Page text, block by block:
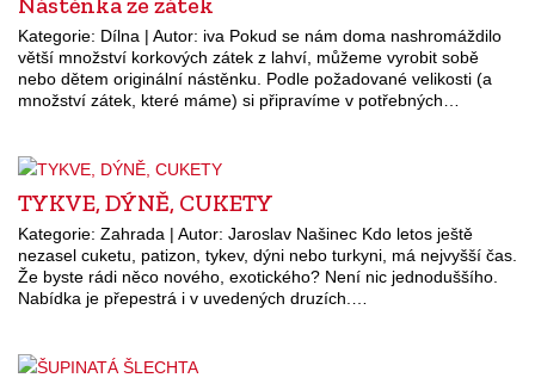
Kategorie: Dílna | Autor: iva Pokud se nám doma nashromáždilo
větší množství korkových zátek z lahví, můžeme vyrobit sobě
nebo dětem originální nástěnku. Podle požadované velikosti (a
množství zátek, které máme) si připravíme v potřebných…
TYKVE, DÝNĚ, CUKETY
Kategorie: Zahrada | Autor: Jaroslav Našinec Kdo letos ještě
nezasel cuketu, patizon, tykev, dýni nebo turkyni, má nejvyšší čas.
Že byste rádi něco nového, exotického? Není nic jednoduššího.
Nabídka je přepestrá i v uvedených druzích.…